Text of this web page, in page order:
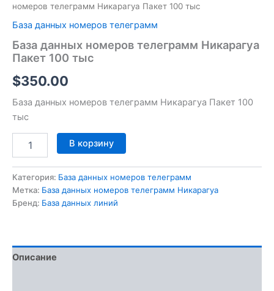
номеров телеграмм Никарагуа Пакет 100 тыс
База данных номеров телеграмм
База данных номеров телеграмм Никарагуа
Пакет 100 тыс
$350.00
База данных номеров телеграмм Никарагуа Пакет 100
тыс
В корзину
Категория: База данных номеров телеграмм
Метка: База данных номеров телеграмм Никарагуа
Бренд: База данных линий
Описание